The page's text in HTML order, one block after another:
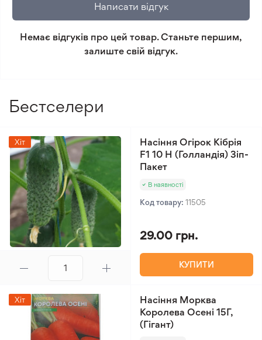
Мінімальне замовлення 300 грн.
Написати відгук
Немає відгуків про цей товар. Станьте першим,
залиште свій відгук.
Бестселери
Хіт
Насіння Огірок Кібрія
F1 10 Н (Голландія) Зіп-
Пакет
В наявності
Код товару: 11505
29.00 грн.
КУПИТИ
Хіт
Насіння Морква
Королева Осені 15Г,
(Гігант)